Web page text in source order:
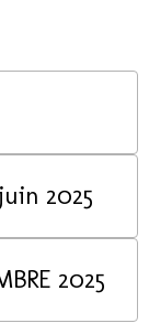
Passage de grade juin 2025
2025